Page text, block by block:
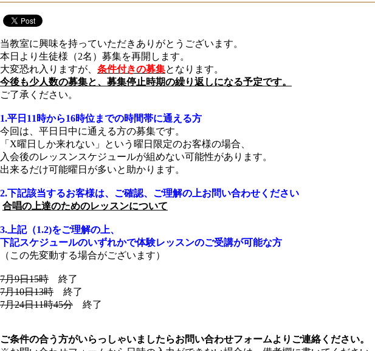
当教室に興味を持っていただきありがとうございます。
本日より生徒様（2名）募集を再開します。
大変恐れ入りますが、 条件付きの募集となります。
今後も少人数の募集と、募集停止時期の繰り返しになる予定です。
ご了承ください。
1.平日11時から16時位までの時間帯に通える方
今回は、平日日中に通える方の募集です。
「X曜日しか来れない」という曜日限定のお客様の場合、
入会後のレッスンスケジュールが組めない可能性があります。
出来るだけ可能曜日が多いと助かります。
2.下記該当するお客様は、ご確認、ご理解の上お問い合わせください
合唱の上達のためのレッスンについて
3.上記（1.2)をご理解の上、
下記スケジュールのいずれかで体験レッスンのご受講が可能な方
（この先変動する場合がございます）
7月9日15時 終了
7月10日13時 終了
7月24日11時45分 終了
ご条件の合う方がいらっしゃいましたらお問い合わせフォームよりご連絡ください。